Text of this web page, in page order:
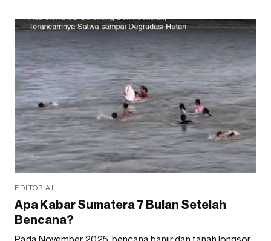
EDITORIAL
Apa Kabar Sumatera 7 Bulan Setelah
Bencana?